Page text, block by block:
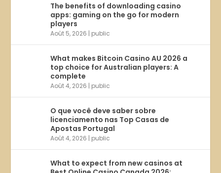
The benefits of downloading casino
apps: gaming on the go for modern
players
Août 5, 2026 | public
What makes Bitcoin Casino AU 2026 a
top choice for Australian players: A
complete
Août 4, 2026 | public
O que você deve saber sobre
licenciamento nas Top Casas de
Apostas Portugal
Août 4, 2026 | public
What to expect from new casinos at